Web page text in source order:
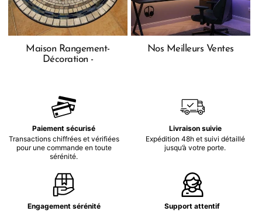
Maison Rangement-
Décoration -
Nos Meilleurs Ventes
Paiement sécurisé
Transactions chiffrées et vérifiées
pour une commande en toute
sérénité.
Livraison suivie
Expédition 48h et suivi détaillé
jusqu’à votre porte.
Engagement sérénité
Support attentif